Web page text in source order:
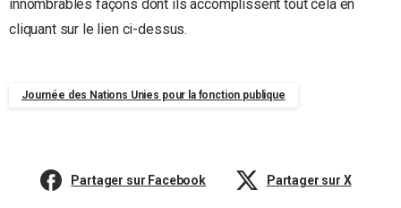
innombrables façons dont ils accomplissent tout cela en
cliquant sur le lien ci-dessus.
Journée des Nations Unies pour la fonction publique
Partager sur Facebook Partager sur X